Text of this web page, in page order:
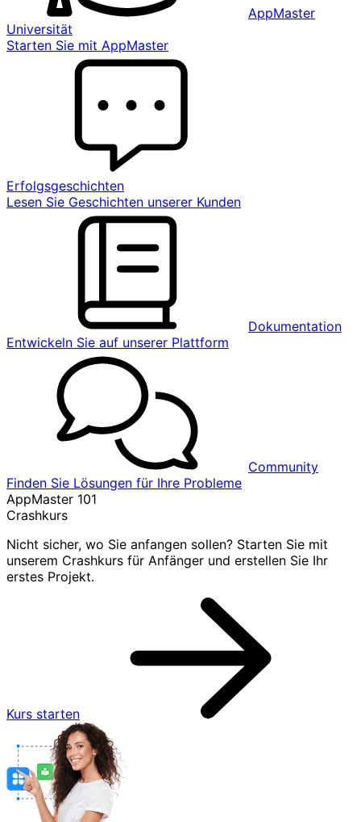
AppMaster
Universität
Starten Sie mit AppMaster
Erfolgsgeschichten
Lesen Sie Geschichten unserer Kunden
Dokumentation
Entwickeln Sie auf unserer Plattform
Community
Finden Sie Lösungen für Ihre Probleme
AppMaster 101
Crashkurs
Nicht sicher, wo Sie anfangen sollen? Starten Sie mit
unserem Crashkurs für Anfänger und erstellen Sie Ihr
erstes Projekt.
Kurs starten